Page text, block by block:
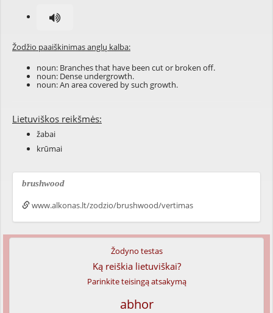
Žodžio paaiškinimas anglų kalba:
noun: Branches that have been cut or broken off.
noun: Dense undergrowth.
noun: An area covered by such growth.
Lietuviškos reikšmės:
žabai
krūmai
brushwood
www.alkonas.lt/zodzio/brushwood/vertimas
Žodyno testas
Ką reiškia lietuviškai?
Parinkite teisingą atsakymą
abhor